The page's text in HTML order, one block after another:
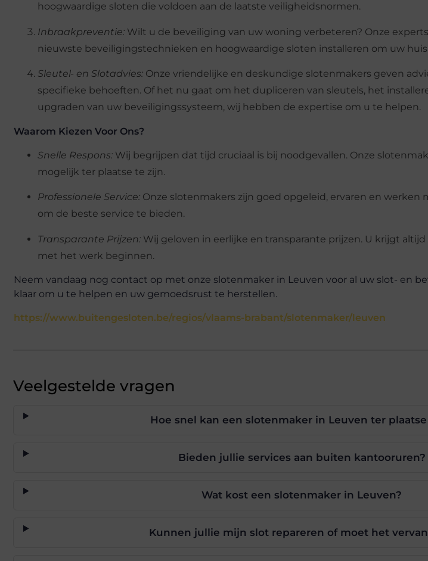
hoogwaardige sloten die voldoen aan de laatste veiligheidsnormen.
Inbraakpreventie: Wilt u de beveiliging van uw woning verbeteren? Onze
nieuwste beveiligingstechnieken en hoogwaardige sloten installeren om uw
Sleutel- en Slotadvies: Onze vriendelijke en deskundige slotenmakers geven
specifieke behoeften. Of het nu gaat om het dupliceren van sleutels, het
upgraden van uw beveiligingssysteem, wij hebben de expertise om u te helpen.
Waarom Kiezen Voor Ons?
Snelle Respons: Wij begrijpen dat tijd cruciaal is bij noodgevallen. Onze
mogelijk ter plaatse te zijn.
Professionele Service: Onze slotenmakers zijn goed opgeleid, ervaren en
om de beste service te bieden.
Transparante Prijzen: Wij geloven in eerlijke en transparante prijzen. U krijgt
met het werk beginnen.
Neem vandaag nog contact op met onze slotenmaker in Leuven voor al uw slot- en
klaar om u te helpen en uw gemoedsrust te herstellen.
https://www.buitengesloten.be/regios/vlaams-brabant/slotenmaker/leuven
Veelgestelde vragen
Hoe snel kan een slotenmaker in Leuven ter plaatse
Bieden jullie services aan buiten kantooruren?
Wat kost een slotenmaker in Leuven?
Kunnen jullie mijn slot repareren of moet het